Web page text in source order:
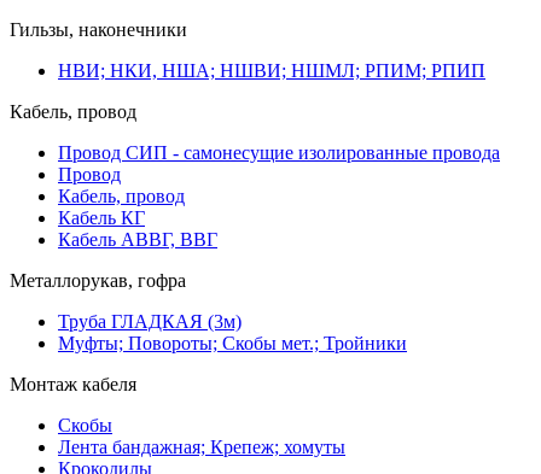
Гильзы, наконечники
НВИ; НКИ, НША; НШВИ; НШМЛ; РПИМ; РПИП
Кабель, провод
Провод СИП - самонесущие изолированные провода
Провод
Кабель, провод
Кабель КГ
Кабель АВВГ, ВВГ
Металлорукав, гофра
Труба ГЛАДКАЯ (3м)
Муфты; Повороты; Скобы мет.; Тройники
Монтаж кабеля
Скобы
Лента бандажная; Крепеж; хомуты
Крокодилы